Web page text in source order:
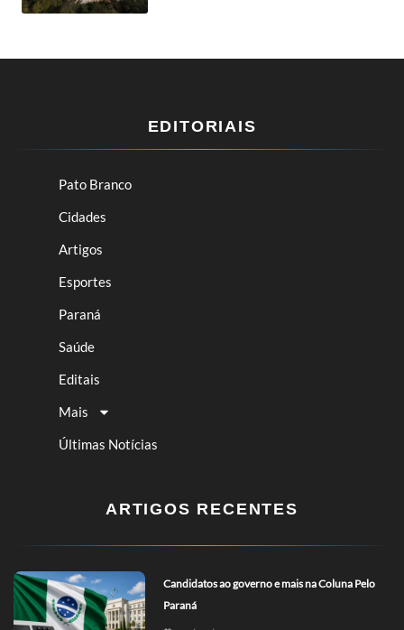
EDITORIAIS
Pato Branco
Cidades
Artigos
Esportes
Paraná
Saúde
Editais
Mais
Últimas Notícias
ARTIGOS RECENTES
Candidatos ao governo e mais na Coluna Pelo
Paraná